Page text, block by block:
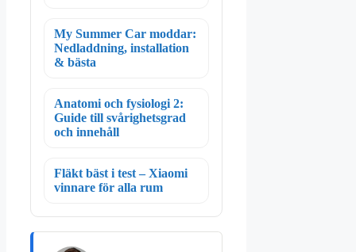
My Summer Car moddar:
Nedladdning, installation
& bästa
Anatomi och fysiologi 2:
Guide till svårighetsgrad
och innehåll
Fläkt bäst i test – Xiaomi
vinnare för alla rum